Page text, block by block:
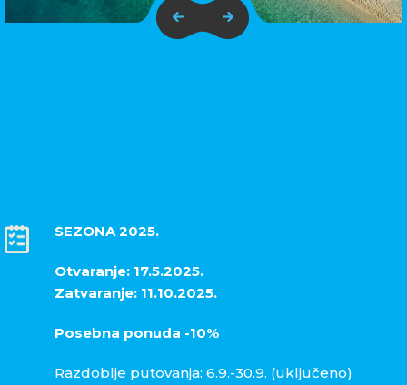
SEZONA 2025.
Otvaranje: 17.5.2025.
Zatvaranje: 11.10.2025.
Posebna ponuda -10%
Razdoblje putovanja: 6.9.-30.9. (uključeno)